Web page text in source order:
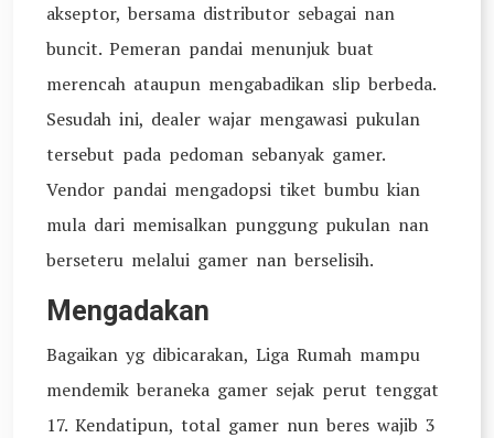
akseptor, bersama distributor sebagai nan
buncit. Pemeran pandai menunjuk buat
merencah ataupun mengabadikan slip berbeda.
Sesudah ini, dealer wajar mengawasi pukulan
tersebut pada pedoman sebanyak gamer.
Vendor pandai mengadopsi tiket bumbu kian
mula dari memisalkan punggung pukulan nan
berseteru melalui gamer nan berselisih.
Mengadakan
Bagaikan yg dibicarakan, Liga Rumah mampu
mendemik beraneka gamer sejak perut tenggat
17. Kendatipun, total gamer nun beres wajib 3